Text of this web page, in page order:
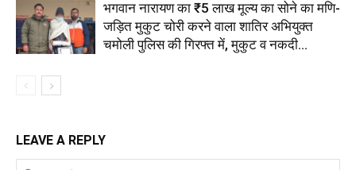
भगवान नारायण का ₹5 लाख मूल्य का सोने का मणि-
जड़ित मुकुट चोरी करने वाला शातिर अभियुक्त
चमोली पुलिस की गिरफ्त में, मुकुट व नकदी...
LEAVE A REPLY